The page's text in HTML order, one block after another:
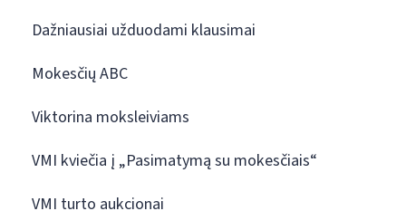
Dažniausiai užduodami klausimai
Mokesčių ABC
Viktorina moksleiviams
VMI kviečia į „Pasimatymą su mokesčiais“
VMI turto aukcionai